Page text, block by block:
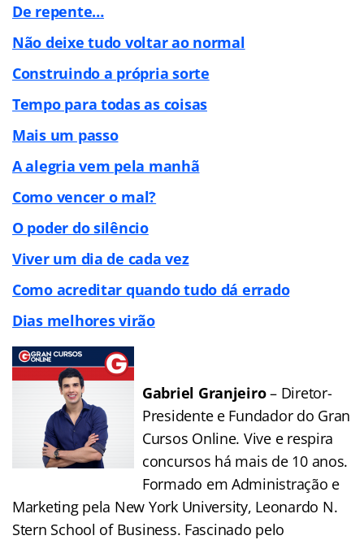
De repente…
Não deixe tudo voltar ao normal
Construindo a própria sorte
Tempo para todas as coisas
Mais um passo
A alegria vem pela manhã
Como vencer o mal?
O poder do silêncio
Viver um dia de cada vez
Como acreditar quando tudo dá errado
Dias melhores virão
Gabriel Granjeiro– Diretor-
Presidente e Fundador do Gran
Cursos Online. Vive e respira
concursos há mais de 10 anos.
Formado em Administração e
Marketing pela New York University, Leonardo N.
Stern School of Business. Fascinado pelo